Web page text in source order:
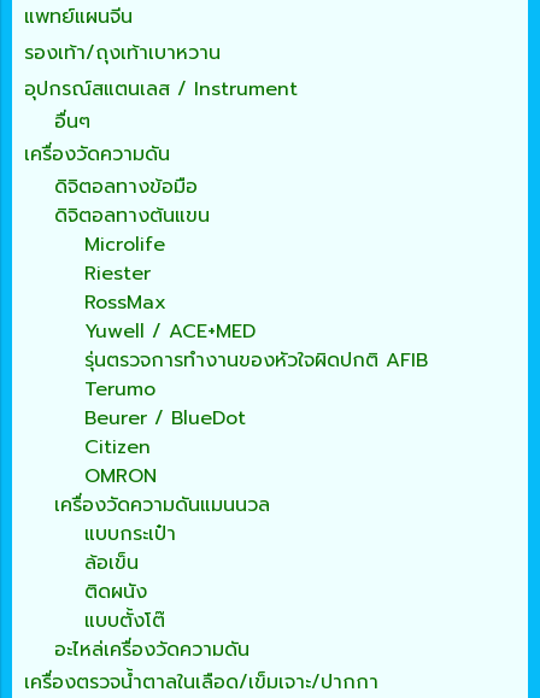
แพทย์แผนจีน
รองเท้า/ถุงเท้าเบาหวาน
อุปกรณ์สแตนเลส / Instrument
อื่นๆ
เครื่องวัดความดัน
ดิจิตอลทางข้อมือ
ดิจิตอลทางต้นแขน
Microlife
Riester
RossMax
Yuwell / ACE+MED
รุ่นตรวจการทำงานของหัวใจผิดปกติ AFIB
Terumo
Beurer / BlueDot
Citizen
OMRON
เครื่องวัดความดันแมนนวล
แบบกระเป๋า
ล้อเข็น
ติดผนัง
แบบตั้งโต๊
อะไหล่เครื่องวัดความดัน
เครื่องตรวจน้ำตาลในเลือด/เข็มเจาะ/ปากกา